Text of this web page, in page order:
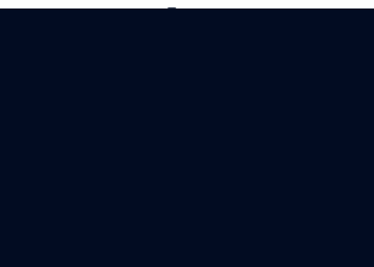
посвященном Дню милиции